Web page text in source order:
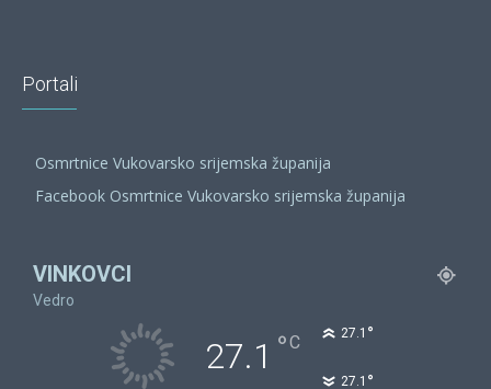
Portali
Osmrtnice Vukovarsko srijemska županija
Facebook Osmrtnice Vukovarsko srijemska županija
VINKOVCI
Vedro
27.1 °C 27.1 °
27.1 °